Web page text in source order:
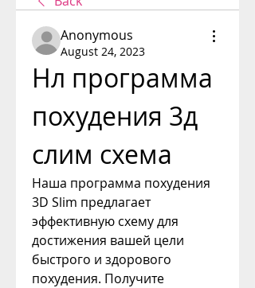
Anonymous
August 24, 2023
Нл программа
похудения 3д
слим схема
Наша программа похудения
3D Slim предлагает
эффективную схему для
достижения вашей цели
быстрого и здорового
похудения. Получите